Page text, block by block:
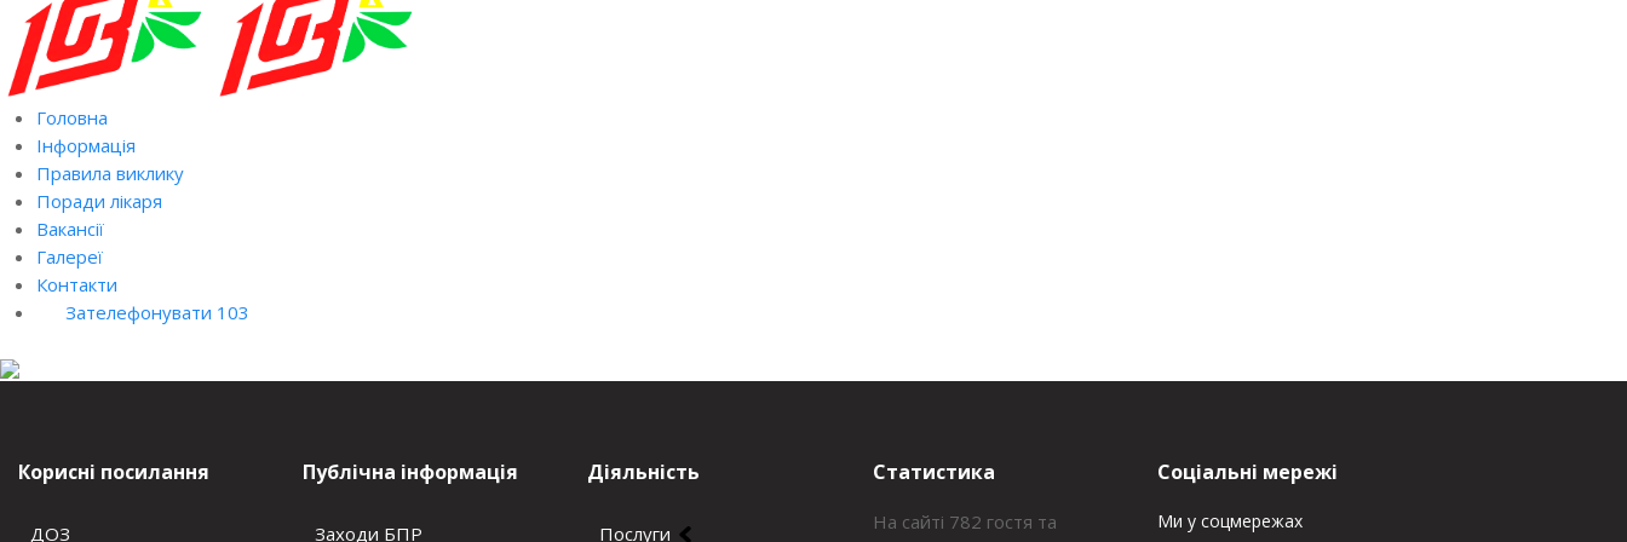
Головна
Інформація
Правила виклику
Поради лікаря
Вакансії
Галереї
Контакти
Зателефонувати 103
Корисні посилання
ДОЗ
Публічна інформація
Заходи БПР
Діяльність
Послуги
Статистика
На сайті 782 гостя та
Соціальні мережі
Ми у соцмережах